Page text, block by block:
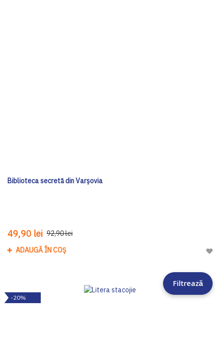
Biblioteca secretă din Varșovia
49,90 lei 92,90 lei
ADAUGĂ ÎN COȘ
-20%
Filtrează